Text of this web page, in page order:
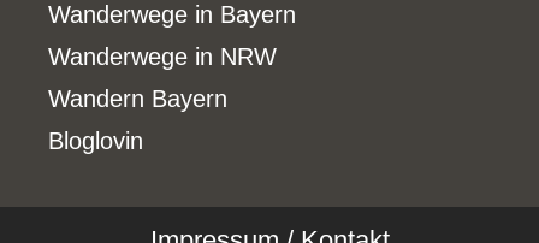
Wanderwege in Bayern
Wanderwege in NRW
Wandern Bayern
Bloglovin